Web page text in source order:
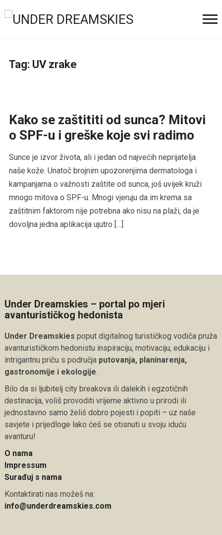
Tag: UV zrake
Kako se zaštititi od sunca? Mitovi
o SPF-u i greške koje svi radimo
Sunce je izvor života, ali i jedan od najvećih neprijatelja
naše kože. Unatoč brojnim upozorenjima dermatologa i
kampanjama o važnosti zaštite od sunca, još uvijek kruži
mnogo mitova o SPF-u. Mnogi vjeruju da im krema sa
zaštitnim faktorom nije potrebna ako nisu na plaži, da je
dovoljna jedna aplikacija ujutro […]
Under Dreamskies – portal po mjeri
avanturističkog hedonista
Under Dreamskies poput digitalnog turističkog vodiča pruža
avanturističkom hedonistu inspiraciju, motivaciju, edukaciju i
intrigantnu priču s područja putovanja, planinarenja,
gastronomije i ekologije
Bilo da si ljubitelj city breakova ili dalekih i egzotičnih
destinacija, voliš provoditi vrijeme aktivno u prirodi ili
jednostavno samo želiš dobro pojesti i popiti – uz naše
savjete i prijedloge lako ćeš se otisnuti u svoju iduću
avanturu!
O nama
Impressum
Surađuj s nama
Kontaktirati nas možeš na:
info@underdreamskies.com